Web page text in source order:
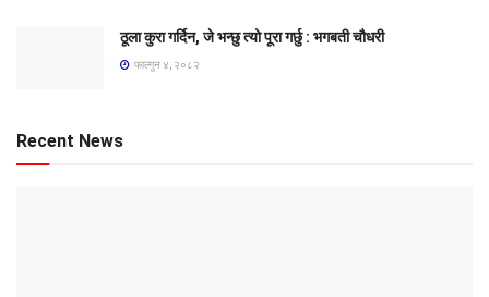
ठूला कुरा गर्दिन, जे भन्छु त्यो पूरा गर्छु : भगबती चौधरी
फाल्गुन ४, २०८२
Recent News